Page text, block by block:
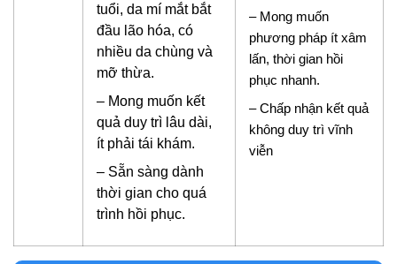
tuổi, da mí mắt bắt
đầu lão hóa, có
nhiều da chùng và
mỡ thừa.
– Mong muốn kết
quả duy trì lâu dài,
ít phải tái khám.
– Sẵn sàng dành
thời gian cho quá
trình hồi phục.
– Mong muốn
phương pháp ít xâm
lấn, thời gian hồi
phục nhanh.
– Chấp nhận kết quả
không duy trì vĩnh
viễn